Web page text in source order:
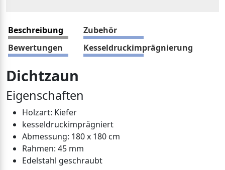
Beschreibung
Zubehör
Bewertungen
Kesseldruckimprägnierung
Dichtzaun
Eigenschaften
Holzart: Kiefer
kesseldruckimprägniert
Abmessung: 180 x 180 cm
Rahmen: 45 mm
Edelstahl geschraubt